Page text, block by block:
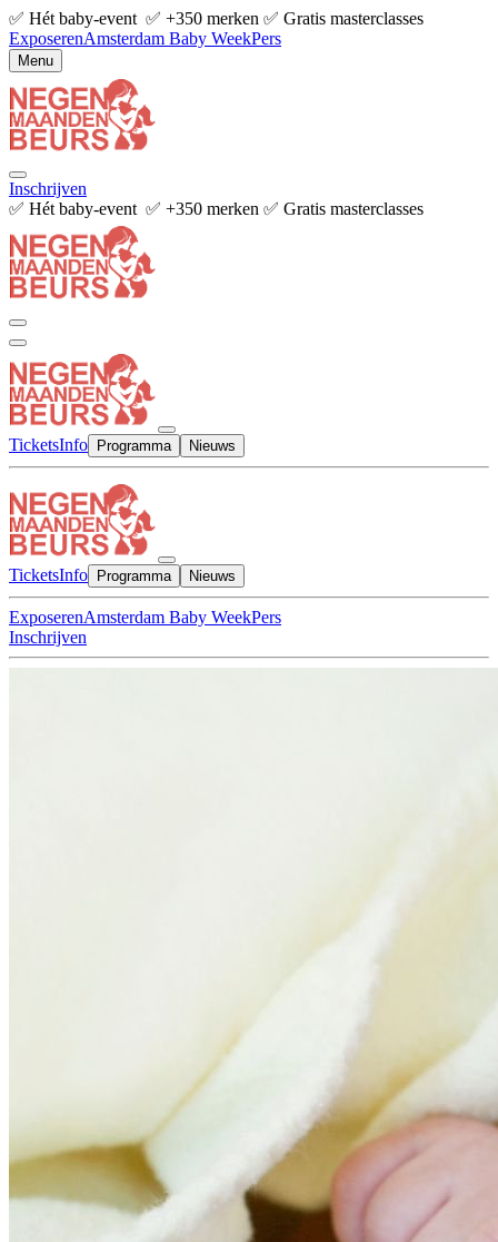
✅ Hét baby-event ✅ +350 merken ✅ Gratis masterclasses
ExposerenAmsterdam Baby WeekPers
Menu
Inschrijven
✅ Hét baby-event ✅ +350 merken ✅ Gratis masterclasses
TicketsInfo Programma Nieuws
TicketsInfo Programma Nieuws
ExposerenAmsterdam Baby WeekPers
Inschrijven